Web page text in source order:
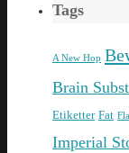
Tags
A New Hop
Brain
Etiketter Fat
Imperial